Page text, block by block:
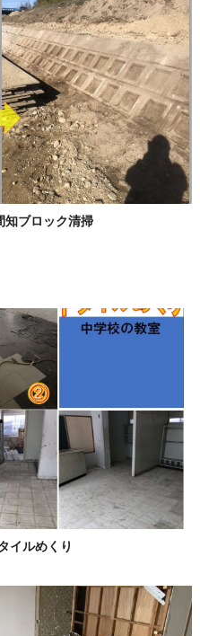
ブロック清掃
イルめくり